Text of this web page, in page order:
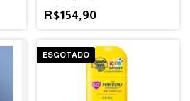
R$154,90
ESGOTADO